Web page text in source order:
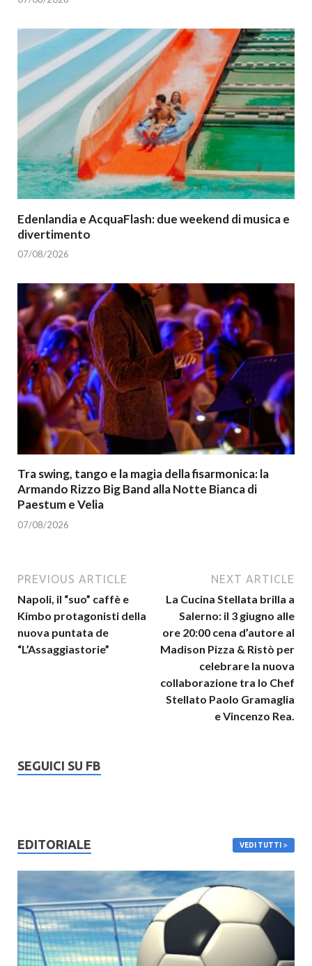
Edenlandia e AcquaFlash: due weekend di musica e
divertimento
07/08/2026
Tra swing, tango e la magia della fisarmonica: la
Armando Rizzo Big Band alla Notte Bianca di
Paestum e Velia
07/08/2026
PREVIOUS ARTICLE
Napoli, il “suo” caffè e
Kimbo protagonisti della
nuova puntata de
“L’Assaggiastorie”
NEXT ARTICLE
La Cucina Stellata brilla a
Salerno: il 3 giugno alle
ore 20:00 cena d’autore al
Madison Pizza & Ristò per
celebrare la nuova
collaborazione tra lo Chef
Stellato Paolo Gramaglia
e Vincenzo Rea.
SEGUICI SU FB
EDITORIALE VEDI TUTTI